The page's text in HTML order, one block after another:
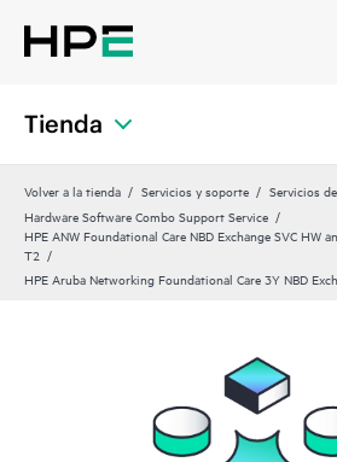
Tienda
Volver a la tienda Servicios y soporte
Servicios
Hardware Software Combo Support Service
HPE ANW Foundational Care NBD Exchange SVC HW
T2
HPE Aruba Networking Foundational Care 3Y NBD